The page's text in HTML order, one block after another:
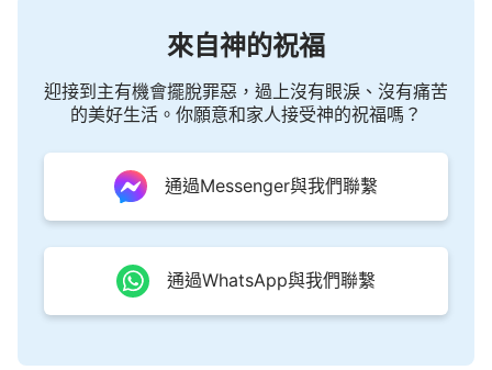
來自神的祝福
迎接到主有機會擺脫罪惡，過上沒有眼淚、沒有痛苦
的美好生活。你願意和家人接受神的祝福嗎？
通過Messenger與我們聯繫
通過WhatsApp與我們聯繫